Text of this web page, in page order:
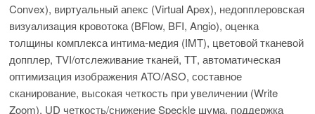
Convex), виртуальный апекс (Virtual Apex), недопплеровская
визуализация кровотока (B­Flow, BFI, Angio), оценка
толщины комплекса интима-медия (IMT), цветовой тканевой
допплер, TVI/отслеживание тканей, ТТ, автоматическая
оптимизация изображения ATO/ASO, составное
сканирование, высокая четкость при увеличении (Write
Zoom), UD четкость/снижение Speckle шума, поддержка